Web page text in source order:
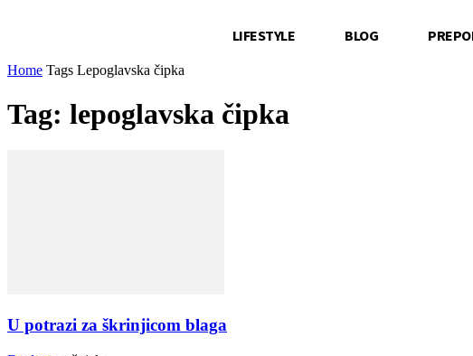
LIFESTYLE BLOG
Home Tags Lepoglavska čipka
Tag: lepoglavska čipka
U potrazi za škrinjicom blaga